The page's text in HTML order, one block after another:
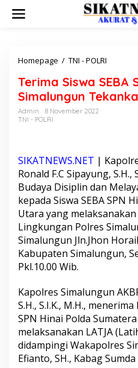
Homepage / TNI - POLRI
r
i
m
w
S
E
B
A
S
P
N
H
a
i
K
a
p
o
l
r
Terima Siswa SEBA
Simalungun
Admin
8 November 2022
TNI - POLRI
SIKATNEWS.NET |
Ronald F.C Sipayung, S.H.,
Budaya Disiplin dan
kepada Siswa SEBA SPN
Utara yang
Lingkungan Polres
Simalungun Jln.Jhon
Kabupaten Simalungun,
Pkl.10.00 Wib.
Kapolres Simalungun
S.H., S.I.K., M.H.,
SPN Hinai Polda
melaksanakan LATJA
didampingi Wakapolres
Efianto, SH., Kabag